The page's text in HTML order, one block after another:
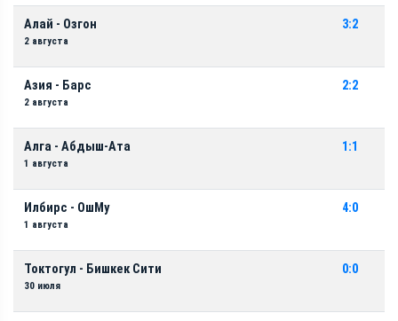
Алай - Озгон
2 августа
3:2
Азия - Барс
2 августа
2:2
Алга - Абдыш-Ата
1 августа
1:1
Илбирс - ОшМу
1 августа
4:0
Токтогул - Бишкек Сити
30 июля
0:0